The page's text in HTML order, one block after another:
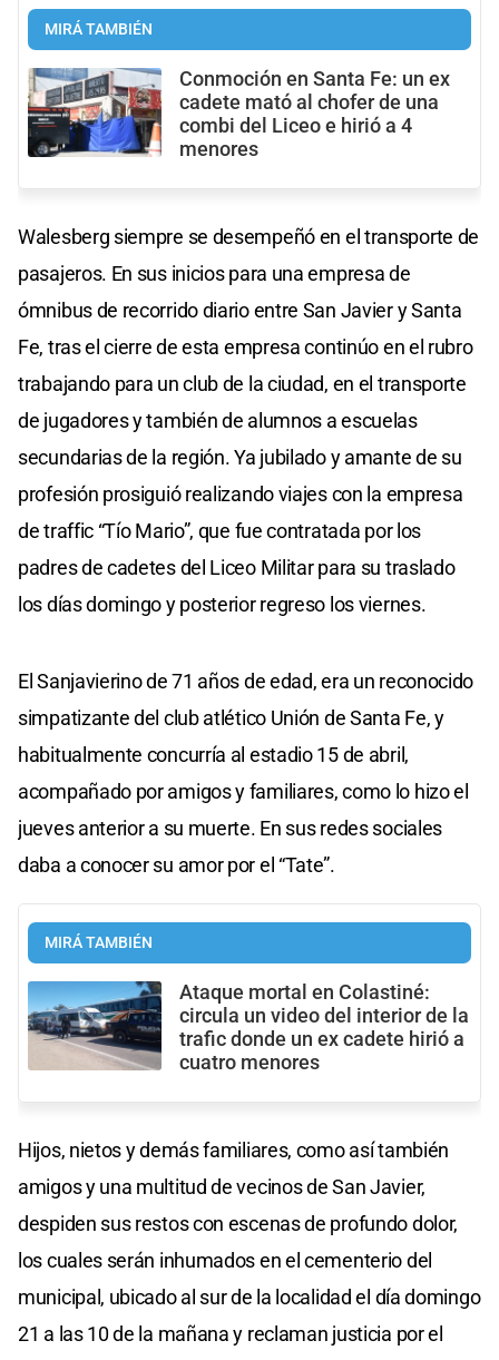
MIRÁ TAMBIÉN
Conmoción en Santa Fe: un ex
cadete mató al chofer de una
combi del Liceo e hirió a 4
menores
Walesberg siempre se desempeñó en el transporte de
pasajeros. En sus inicios para una empresa de
ómnibus de recorrido diario entre San Javier y Santa
Fe, tras el cierre de esta empresa continúo en el rubro
trabajando para un club de la ciudad, en el transporte
de jugadores y también de alumnos a escuelas
secundarias de la región. Ya jubilado y amante de su
profesión prosiguió realizando viajes con la empresa
de traffic “Tío Mario”, que fue contratada por los
padres de cadetes del Liceo Militar para su traslado
los días domingo y posterior regreso los viernes.
El Sanjavierino de 71 años de edad, era un reconocido
simpatizante del club atlético Unión de Santa Fe, y
habitualmente concurría al estadio 15 de abril,
acompañado por amigos y familiares, como lo hizo el
jueves anterior a su muerte. En sus redes sociales
daba a conocer su amor por el “Tate”.
MIRÁ TAMBIÉN
Ataque mortal en Colastiné:
circula un video del interior de la
trafic donde un ex cadete hirió a
cuatro menores
Hijos, nietos y demás familiares, como así también
amigos y una multitud de vecinos de San Javier,
despiden sus restos con escenas de profundo dolor,
los cuales serán inhumados en el cementerio del
municipal, ubicado al sur de la localidad el día domingo
21 a las 10 de la mañana y reclaman justicia por el